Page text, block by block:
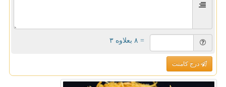
= ۸ بعلاوه ۳
درج کامنت